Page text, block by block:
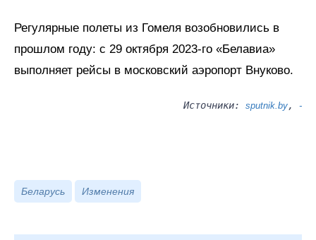
Регулярные полеты из Гомеля возобновились в
прошлом году: с 29 октября 2023-го «Белавиа»
выполняет рейсы в московский аэропорт Внуково.
Источники: sputnik.by, -
Беларусь Изменения